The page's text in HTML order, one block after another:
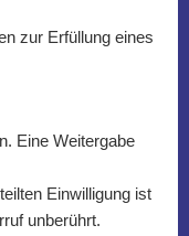
zur Erfüllung eines
Eine Weitergabe
Einwilligung ist
unberührt.